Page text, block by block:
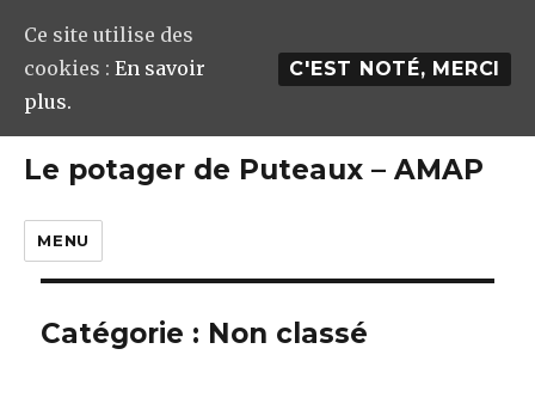
Le potager de Puteaux – AMAP
MENU
Catégorie : Non classé
Ce site utilise des
cookies : En savoir
plus.
C'EST NOTÉ, MERCI